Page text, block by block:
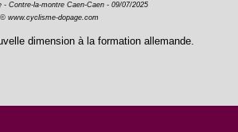
- Contre-la-montre Caen-Caen - 09/07/2025
© www.cyclisme-dopage.com
dimension à la formation allemande.